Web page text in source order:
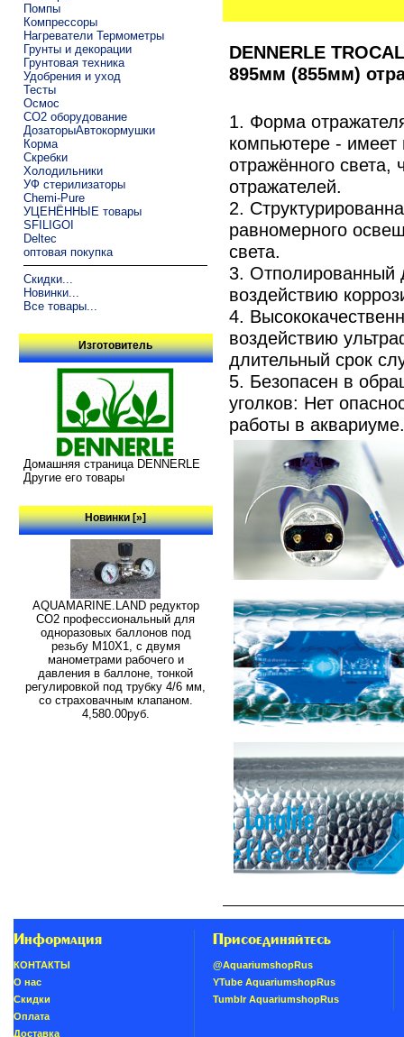
Помпы
Компрессоры
Нагреватели Термометры
Грунты и декорации
Грунтовая техника
Удобрения и уход
Тесты
Осмос
CO2 оборудование
ДозаторыАвтокормушки
Корма
Скребки
Холодильники
УФ стерилизаторы
Chemi-Pure
УЦЕНЁННЫЕ товары
SFILIGOI
Deltec
оптовая покупка
Скидки...
Новинки...
Все товары...
Изготовитель
Домашняя страница DENNERLE
Другие его товары
Новинки [»]
AQUAMARINE.LAND редуктор
СО2 профессиональный для
одноразовых баллонов под
резьбу M10X1, с двумя
манометрами рабочего и
давления в баллоне, тонкой
регулировкой под трубку 4/6 мм,
со страховачным клапаном.
4,580.00руб.
DENNERLE
895мм (855мм)
1. Форма
компьютере -
отражённого
отражателей.
2.
равномерного
света.
3. Отполированный
воздействию
4.
воздействию
длительный срок
5. Безопасен в
уголков: Нет
работы в аквариуме.
Информация
КОНТАКТЫ
О нас
Скидки
Oплатa
Доставка
Присоединяйтесь
@AquariumshopRus
YTube AquariumshopRus
Tumblr AquariumshopRus